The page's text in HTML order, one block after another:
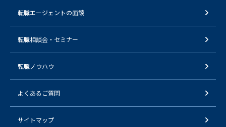
転職エージェントの面談
転職相談会・セミナー
転職ノウハウ
よくあるご質問
サイトマップ